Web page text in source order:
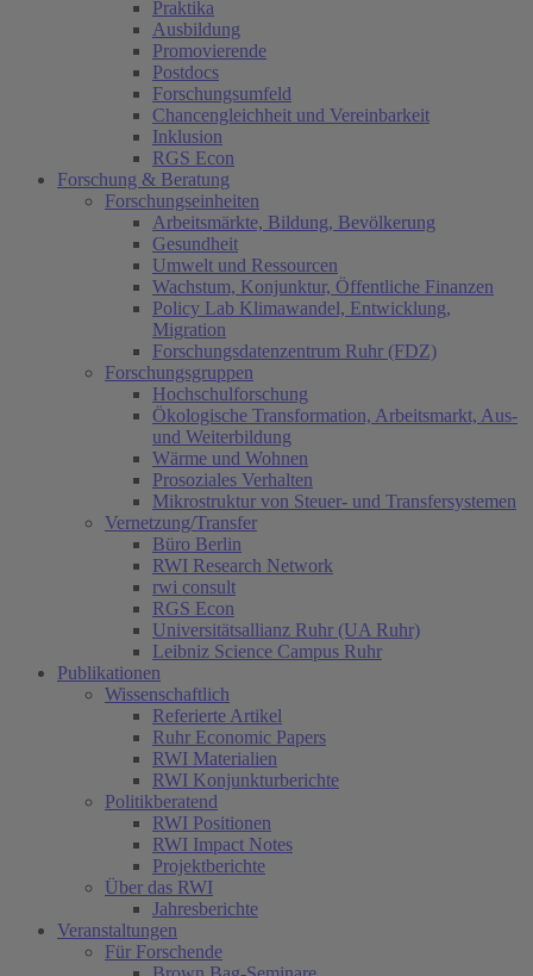
Praktika
Ausbildung
Promovierende
Postdocs
Forschungsumfeld
Chancengleichheit und Vereinbarkeit
Inklusion
RGS Econ
Forschung & Beratung
Forschungseinheiten
Arbeitsmärkte, Bildung, Bevölkerung
Gesundheit
Umwelt und Ressourcen
Wachstum, Konjunktur, Öffentliche Finanzen
Policy Lab Klimawandel, Entwicklung,
Migration
Forschungsdatenzentrum Ruhr (FDZ)
Forschungsgruppen
Hochschulforschung
Ökologische Transformation, Arbeitsmarkt, Aus-
und Weiterbildung
Wärme und Wohnen
Prosoziales Verhalten
Mikrostruktur von Steuer- und Transfersystemen
Vernetzung/Transfer
Büro Berlin
RWI Research Network
rwi consult
RGS Econ
Universitätsallianz Ruhr (UA Ruhr)
Leibniz Science Campus Ruhr
Publikationen
Wissenschaftlich
Referierte Artikel
Ruhr Economic Papers
RWI Materialien
RWI Konjunkturberichte
Politikberatend
RWI Positionen
RWI Impact Notes
Projektberichte
Über das RWI
Jahresberichte
Veranstaltungen
Für Forschende